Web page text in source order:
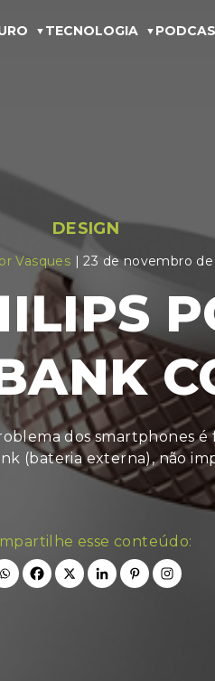
TECNOLOGIA
DESIGN
Vasques | 23 de novembro de
dos smartphones
(bateria externa), não
esse conteúdo: